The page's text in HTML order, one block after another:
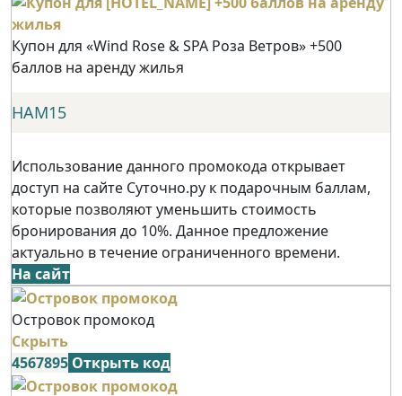
Купон для «Wind Rose & SPA Роза Ветров» +500
баллов на аренду жилья
НАМ15
Использование данного промокода открывает
доступ на сайте Суточно.ру к подарочным баллам,
которые позволяют уменьшить стоимость
бронирования до 10%. Данное предложение
актуально в течение ограниченного времени.
На сайт
Островок промокод
Скрыть
4567895 Открыть код